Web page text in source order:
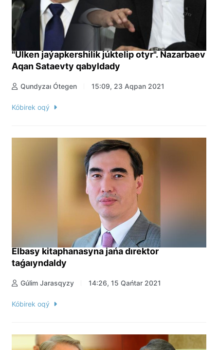
"Úlken jaýapkershilik júktelip otyr". Nazarbaev
Aqan Sataevty qabyldady
Qundyzaı Ótegen 15:09, 23 Aqpan 2021
Kóbirek oqý
Elbasy kitaphanasyna jańa dırektor
taǵaıyndaldy
Gúlim Jarasqyzy 14:26, 15 Qańtar 2021
Kóbirek oqý